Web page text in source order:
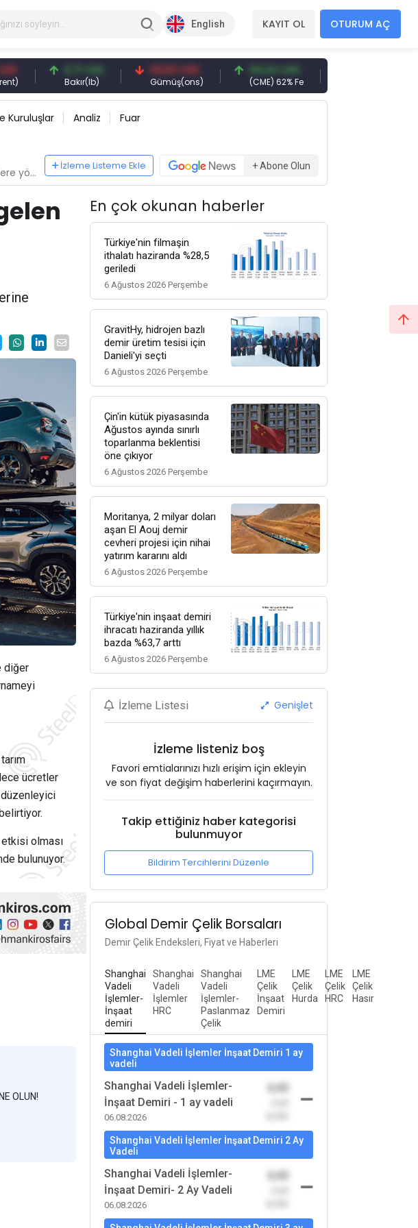
English KAYIT OL OTURUM AÇ
6,71 USD
Bakır(lb)
94,50 USD
Gümüş(ons)
94,44 USD
(CME) 62% Fe
377,25 USD
Gemi Söküm
Kuruluşlar Analiz Fuar
artırıyor
İzleme Listeme Ekle + Abone Olun
diğer
ücretler
olması
bulunuyor.
OLUN!
En çok okunan haberler
Türkiye'nin filmaşin
ithalatı haziranda %28,5
geriledi
6 Ağustos 2026 Perşembe
GravitHy, hidrojen bazlı
demir üretim tesisi için
Danieli'yi seçti
6 Ağustos 2026 Perşembe
Çin'in kütük piyasasında
Ağustos ayında sınırlı
toparlanma beklentisi
öne çıkıyor
6 Ağustos 2026 Perşembe
Moritanya, 2 milyar doları
aşan El Aouj demir
cevheri projesi için nihai
yatırım kararını aldı
6 Ağustos 2026 Perşembe
Türkiye'nin inşaat demiri
ihracatı haziranda yıllık
bazda %63,7 arttı
6 Ağustos 2026 Perşembe
İzleme Listesi Genişlet
İzleme listeniz boş
Favori emtialarınızı hızlı erişim için ekleyin
ve son fiyat değişim haberlerini kaçırmayın.
Takip ettiğiniz haber kategorisi
bulunmuyor
Bildirim Tercihlerini Düzenle
Global Demir Çelik Borsaları
Demir Çelik Endeksleri, Fiyat ve Haberleri
Shanghai
Vadeli
İşlemler-
İnşaat
demiri
Shanghai
Vadeli
İşlemler
HRC
Shanghai
Vadeli
İşlemler-
Paslanmaz
Çelik
LME
Çelik
İnşaat
Demiri
LME
Çelik
Hurda
LME
Çelik
HRC
LME
Çelik
Hasır
Shanghai Vadeli İşlemler İnşaat Demiri 1 ay
vadeli
Shanghai Vadeli İşlemler-
İnşaat Demiri - 1 ay vadeli
06.08.2026
0,00
Shanghai Vadeli İşlemler İnşaat Demiri 2 Ay
Vadeli
Shanghai Vadeli İşlemler-
İnşaat Demiri- 2 Ay Vadeli
06.08.2026
0,00